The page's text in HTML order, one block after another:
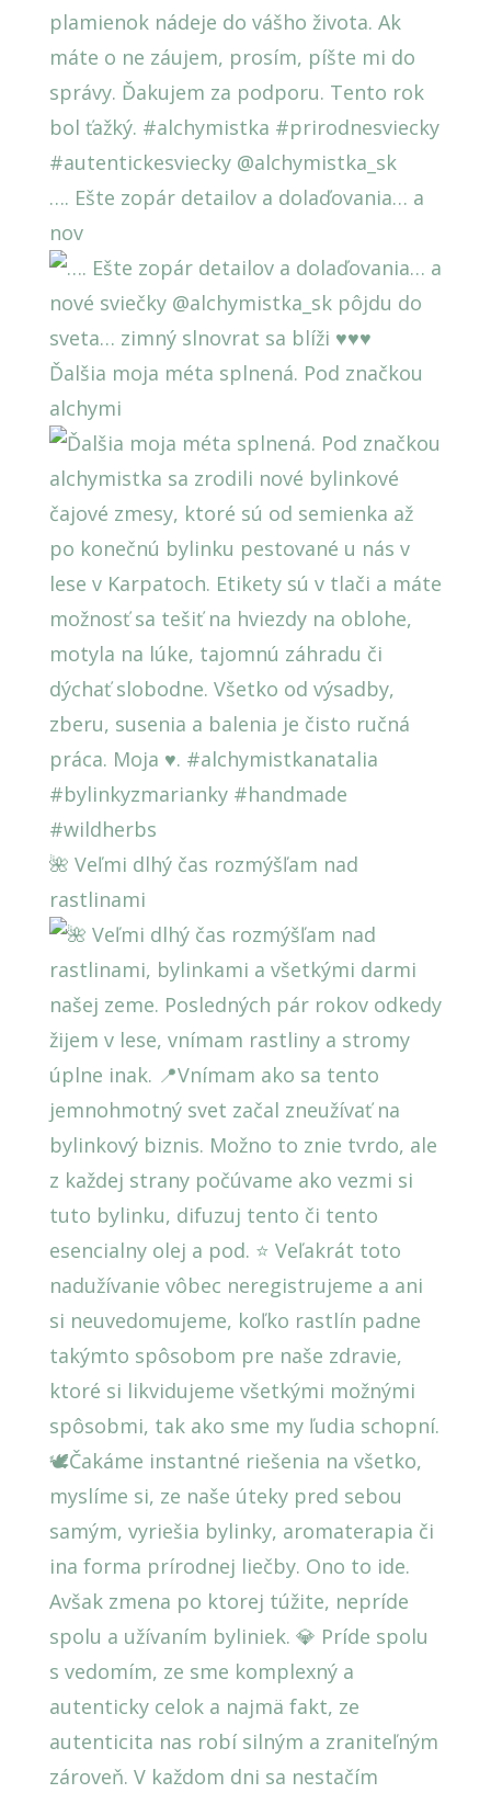
…. Ešte zopár detailov a dolaďovania… a
nov
Ďalšia moja méta splnená. Pod značkou
alchymi
🌺 Veľmi dlhý čas rozmýšľam nad
rastlinami